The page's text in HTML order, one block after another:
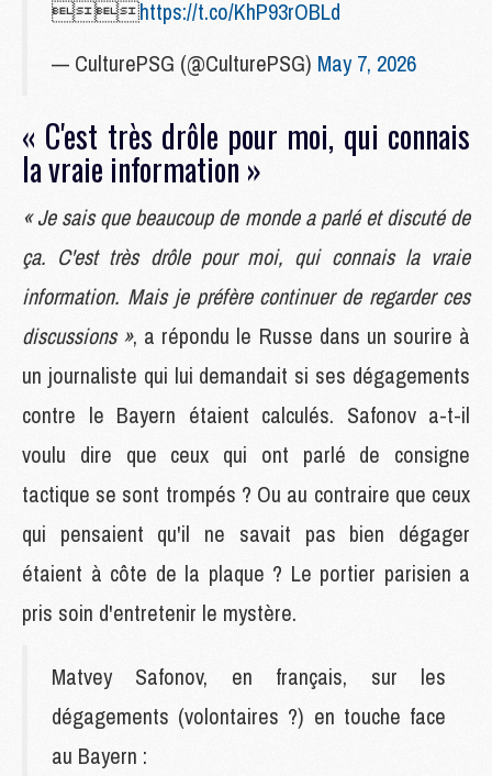
https://t.co/KhP93rOBLd
— CulturePSG (@CulturePSG) May 7, 2026
« C'est très drôle pour moi, qui connais
la vraie information »
« Je sais que beaucoup de monde a parlé et discuté de
ça. C'est très drôle pour moi, qui connais la vraie
information. Mais je préfère continuer de regarder ces
discussions », a répondu le Russe dans un sourire à
un journaliste qui lui demandait si ses dégagements
contre le Bayern étaient calculés. Safonov a-t-il
voulu dire que ceux qui ont parlé de consigne
tactique se sont trompés ? Ou au contraire que ceux
qui pensaient qu'il ne savait pas bien dégager
étaient à côte de la plaque ? Le portier parisien a
pris soin d'entretenir le mystère.
Matvey Safonov, en français, sur les
dégagements (volontaires ?) en touche face
au Bayern :